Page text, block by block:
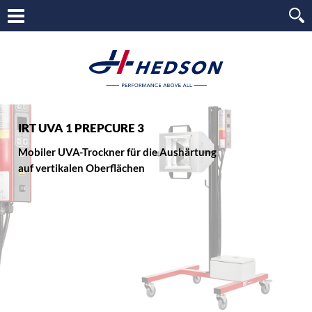
IRT UVA 1 PREPCURE 3
Mobiler UVA-Trockner für die Aushärtung
auf vertikalen Oberflächen